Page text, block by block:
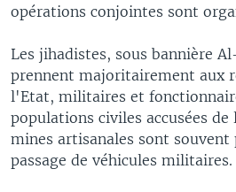
opérations conjointes sont
Les jihadistes, sous bannière
prennent majoritairement aux
l'Etat, militaires et
populations civiles accusées de
mines artisanales sont souvent
passage de véhicules militaires.